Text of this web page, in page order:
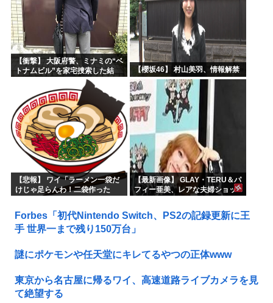
【衝撃】 大阪府警、ミナミの“ベ
トナムビル”を家宅捜索した結
【櫻坂46】 村山美羽、情報解禁
【悲報】 ワイ「ラーメン一袋だ
けじゃ足らんわ！二袋作った
【最新画像】 GLAY・TERU＆パ
フィー亜美、レアな夫婦ショッ
Forbes「初代Nintendo Switch、PS2の記録更新に王
手 世界一まで残り150万台」
謎にポケモンや任天堂にキレてるやつの正体www
東京から名古屋に帰るワイ、高速道路ライブカメラを見
て絶望する